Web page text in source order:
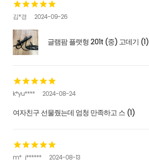
김*경 2024-09-26
글램팜 플랫형 201t (중) 고데기 (1)
k*yu**** 2024-08-24
여자친구 선물줬는데 엄청 만족하고 스 (1)
m*_j****** 2024-08-13